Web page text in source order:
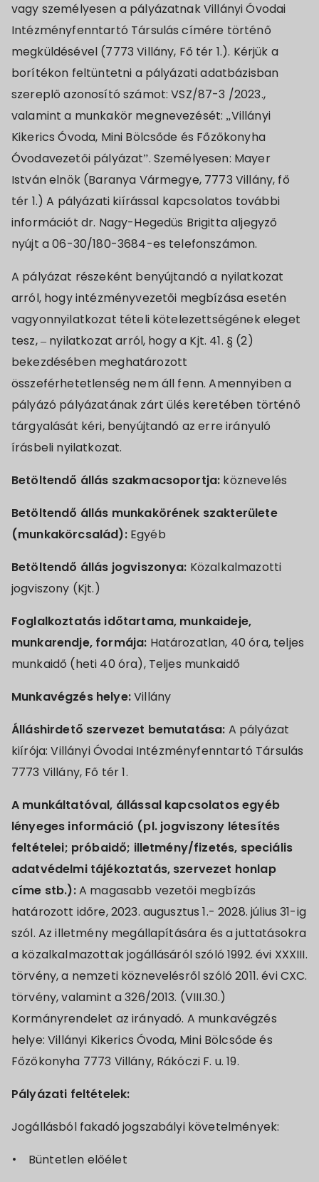
vagy személyesen a pályázatnak Villányi Óvodai
Intézményfenntartó Társulás címére történő
megküldésével (7773 Villány, Fő tér 1.). Kérjük a
borítékon feltüntetni a pályázati adatbázisban
szereplő azonosító számot: VSZ/87-3 /2023.,
valamint a munkakör megnevezését: „Villányi
Kikerics Óvoda, Mini Bölcsőde és Főzőkonyha
Óvodavezetői pályázat”. Személyesen: Mayer
István elnök (Baranya Vármegye, 7773 Villány, fő
tér 1.) A pályázati kiírással kapcsolatos további
információt dr. Nagy-Hegedüs Brigitta aljegyző
nyújt a 06-30/180-3684-es telefonszámon.
A pályázat részeként benyújtandó a nyilatkozat
arról, hogy intézményvezetői megbízása esetén
vagyonnyilatkozat tételi kötelezettségének eleget
tesz, – nyilatkozat arról, hogy a Kjt. 41. § (2)
bekezdésében meghatározott
összeférhetetlenség nem áll fenn. Amennyiben a
pályázó pályázatának zárt ülés keretében történő
tárgyalását kéri, benyújtandó az erre irányuló
írásbeli nyilatkozat.
Betöltendő állás szakmacsoportja: köznevelés
Betöltendő állás munkakörének szakterülete
(munkakörcsalád):Egyéb
Betöltendő állás jogviszonya: Közalkalmazotti
jogviszony (Kjt.)
Foglalkoztatás időtartama, munkaideje,
munkarendje, formája: Határozatlan, 40 óra, teljes
munkaidő (heti 40 óra), Teljes munkaidő
Munkavégzés helye:Villány
Álláshirdető szervezet bemutatása: A pályázat
kiírója: Villányi Óvodai Intézményfenntartó Társulás
7773 Villány, Fő tér 1.
A munkáltatóval, állással kapcsolatos egyéb
lényeges információ (pl. jogviszony létesítés
feltételei; próbaidő; illetmény/fizetés, speciális
adatvédelmi tájékoztatás, szervezet honlap
címe stb.):A magasabb vezetői megbízás
határozott időre, 2023. augusztus 1.- 2028. július 31-ig
szól. Az illetmény megállapítására és a juttatásokra
a közalkalmazottak jogállásáról szóló 1992. évi XXXIII.
törvény, a nemzeti köznevelésről szóló 2011. évi CXC.
törvény, valamint a 326/2013. (VIII.30.)
Kormányrendelet az irányadó. A munkavégzés
helye: Villányi Kikerics Óvoda, Mini Bölcsőde és
Főzőkonyha 7773 Villány, Rákóczi F. u. 19.
Pályázati feltételek:
Jogállásból fakadó jogszabályi követelmények:
Büntetlen előélet